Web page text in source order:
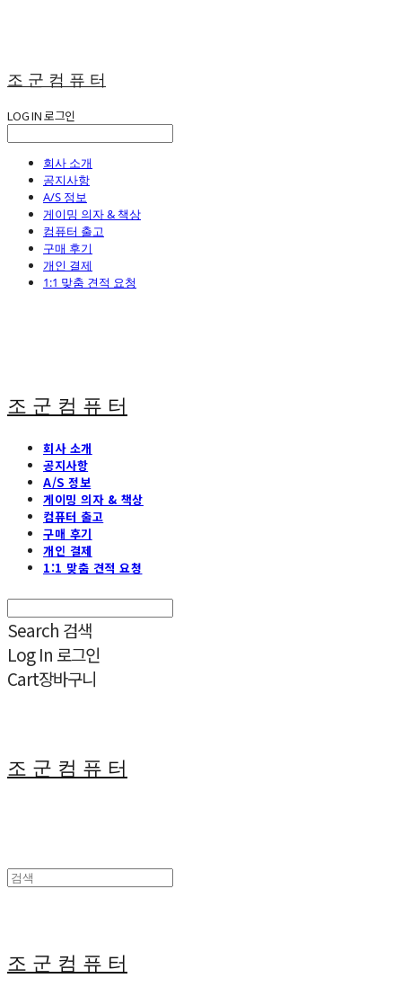
조 군 컴 퓨 터
LOG IN로그인
회사 소개
공지사항
A/S 정보
게이밍 의자 & 책상
컴퓨터 출고
구매 후기
개인 결제
1:1 맞춤 견적 요청
조 군 컴 퓨 터
회사 소개
공지사항
A/S 정보
게이밍 의자 & 책상
컴퓨터 출고
구매 후기
개인 결제
1:1 맞춤 견적 요청
Search 검색
Log In 로그인
Cart장바구니
조 군 컴 퓨 터
조 군 컴 퓨 터